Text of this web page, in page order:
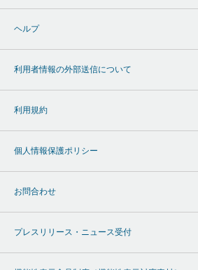
ヘルプ
利用者情報の外部送信について
利用規約
個人情報保護ポリシー
お問合わせ
プレスリリース・ニュース受付